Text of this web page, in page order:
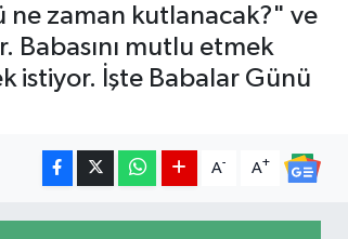
ne zaman kutlanacak?" ve
Babasını mutlu etmek
istiyor. İşte Babalar Günü
A- A+